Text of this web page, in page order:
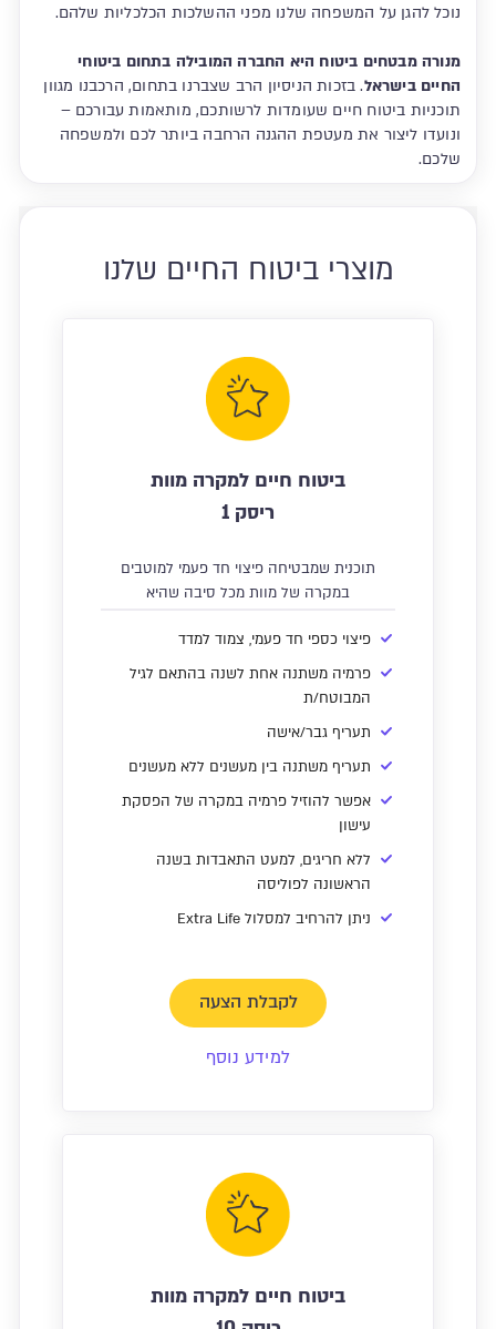
נוכל להגן על המשפחה שלנו מפני ההשלכות הכלכליות שלהם.
מנורה מבטחים ביטוח היא החברה המובילה בתחום ביטוחי
החיים בישראל. בזכות הניסיון הרב שצברנו בתחום, הרכבנו מגוון
תוכניות ביטוח חיים שעומדות לרשותכם, מותאמות עבורכם –
ונועדו ליצור את מעטפת ההגנה הרחבה ביותר לכם ולמשפחה
שלכם.
מוצרי ביטוח החיים שלנו
ביטוח חיים למקרה מוות
ריסק 1
תוכנית שמבטיחה פיצוי חד פעמי למוטבים
במקרה של מוות מכל סיבה שהיא
פיצוי כספי חד פעמי, צמוד למדד
פרמיה משתנה אחת לשנה בהתאם לגיל
המבוטח/ת
תעריף גבר/אישה
תעריף משתנה בין מעשנים ללא מעשנים
אפשר להוזיל פרמיה במקרה של הפסקת
עישון
ללא חריגים, למעט התאבדות בשנה
הראשונה לפוליסה
ניתן להרחיב למסלול Extra Life
לקבלת הצעה
למידע נוסף
ביטוח חיים למקרה מוות